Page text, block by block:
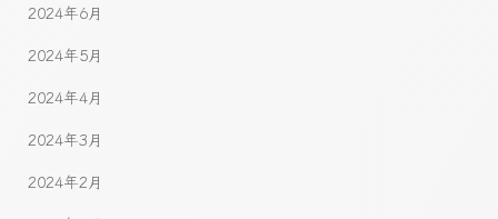
2024年6月
2024年5月
2024年4月
2024年3月
2024年2月